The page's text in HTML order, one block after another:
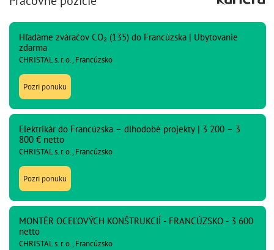
Hľadáme zváračov CO₂ (135) do Francúzska | Ubytovanie
zdarma
CHRISTAL s. r. o., Francúzsko
Pozri ponuku
Elektrikár do Francúzska – dlhodobé projekty | 3 200 – 3
800 € netto
CHRISTAL s. r. o., Francúzsko
Pozri ponuku
MONTÉR OCEĽOVÝCH KONŠTRUKCIÍ - FRANCÚZSKO - 3 600
netto
CHRISTAL s. r. o., Francúzsko